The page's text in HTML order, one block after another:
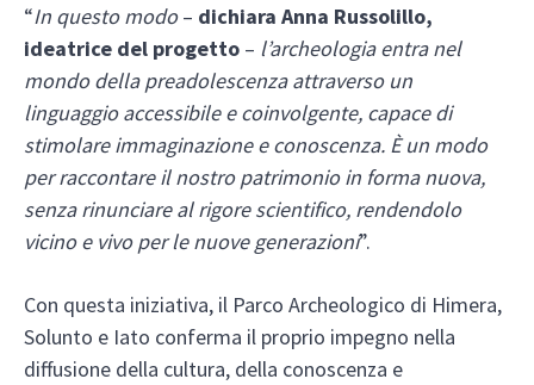
“In questo modo– dichiara Anna Russolillo,
ideatrice del progetto – l’archeologia entra nel
mondo della preadolescenza attraverso un
linguaggio accessibile e coinvolgente, capace di
stimolare immaginazione e conoscenza. È un modo
per raccontare il nostro patrimonio in forma nuova,
senza rinunciare al rigore scientifico, rendendolo
vicino e vivo per le nuove generazioni”.
Con questa iniziativa, il Parco Archeologico di Himera,
Solunto e Iato conferma il proprio impegno nella
diffusione della cultura, della conoscenza e